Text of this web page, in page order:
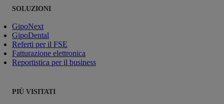
SOLUZIONI
GipoNext
GipoDental
Referti per il FSE
Fatturazione elettronica
Reportistica per il business
PIÙ VISITATI